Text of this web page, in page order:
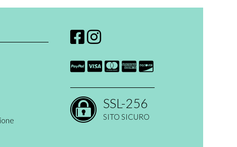
open ended
SSL-256
SITO SICURO